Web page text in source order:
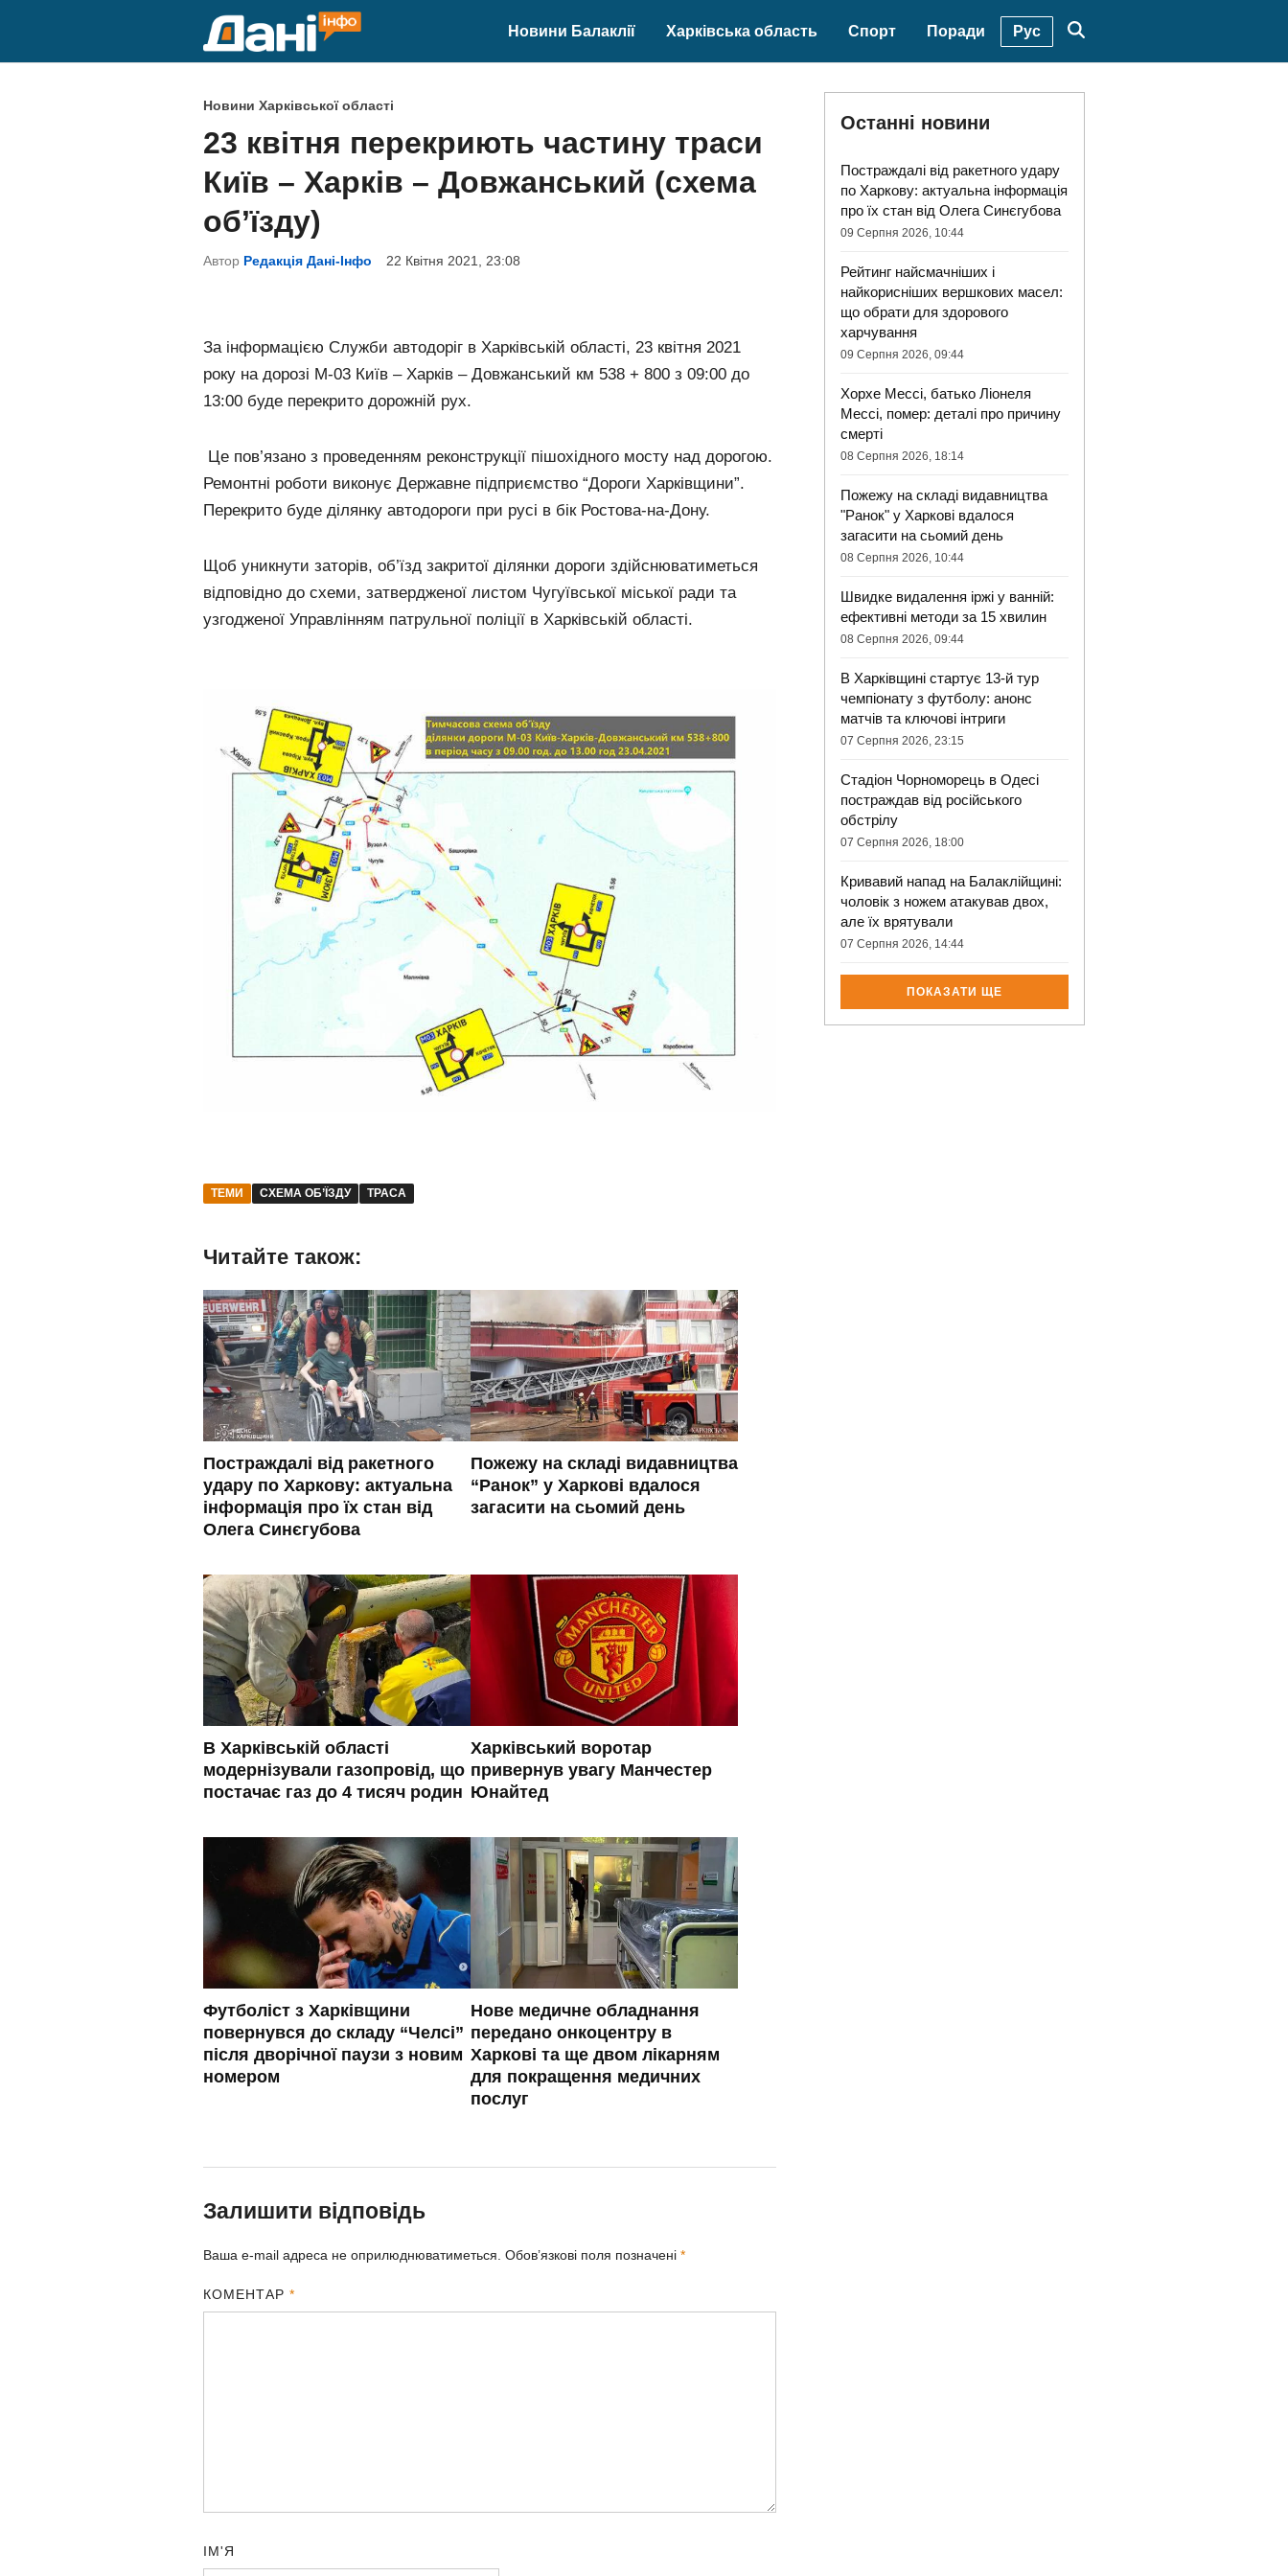
Новини Балаклії Харківська область Спорт Поради Рус
P
o
s
e
d
i
Новини Харківської області
23 квітня перекриють частину траси
Київ – Харків – Довжанський (схема
об’їзду)
Автор Редакція Дані-Інфо 22 Квітня 2021, 23:08
За інформацією Служби автодоріг в Харківській області, 23 квітня 2021
року на дорозі М-03 Київ – Харків – Довжанський км 538 + 800 з 09:00 до
13:00 буде перекрито дорожній рух.
Це пов’язано з проведенням реконструкції пішохідного мосту над дорогою.
Ремонтні роботи виконує Державне підприємство “Дороги Харківщини”.
Перекрито буде ділянку автодороги при русі в бік Ростова-на-Дону.
Щоб уникнути заторів, об’їзд закритої ділянки дороги здійснюватиметься
відповідно до схеми, затвердженої листом Чугуївської міської ради та
узгодженої Управлінням патрульної поліції в Харківській області.
ТЕМИ СХЕМА ОБ’ЇЗДУ ТРАСА
Читайте також:
Постраждалі від ракетного
удару по Харкову: актуальна
інформація про їх стан від
Олега Синєгубова
Пожежу на складі видавництва
“Ранок” у Харкові вдалося
загасити на сьомий день
В Харківській області
модернізували газопровід, що
постачає газ до 4 тисяч родин
Харківський воротар
привернув увагу Манчестер
Юнайтед
Футболіст з Харківщини
повернувся до складу “Челсі”
після дворічної паузи з новим
номером
Нове медичне обладнання
передано онкоцентру в
Харкові та ще двом лікарням
для покращення медичних
послуг
Залишити відповідь
Ваша e-mail адреса не оприлюднюватиметься. Обов’язкові поля позначені *
КОМЕНТАР*
ІМ'Я
Останні новини
Постраждалі від ракетного удару
по Харкову: актуальна інформація
про їх стан від Олега Синєгубова
09 Серпня 2026, 10:44
Рейтинг найсмачніших і
найкорисніших вершкових масел:
що обрати для здорового
харчування
09 Серпня 2026, 09:44
Хорхе Мессі, батько Ліонеля
Мессі, помер: деталі про причину
смерті
08 Серпня 2026, 18:14
Пожежу на складі видавництва
"Ранок" у Харкові вдалося
загасити на сьомий день
08 Серпня 2026, 10:44
Швидке видалення іржі у ванній:
ефективні методи за 15 хвилин
08 Серпня 2026, 09:44
В Харківщині стартує 13-й тур
чемпіонату з футболу: анонс
матчів та ключові інтриги
07 Серпня 2026, 23:15
Стадіон Чорноморець в Одесі
постраждав від російського
обстрілу
07 Серпня 2026, 18:00
Кривавий напад на Балаклійщині:
чоловік з ножем атакував двох,
але їх врятували
07 Серпня 2026, 14:44
ПОКАЗАТИ ЩЕ